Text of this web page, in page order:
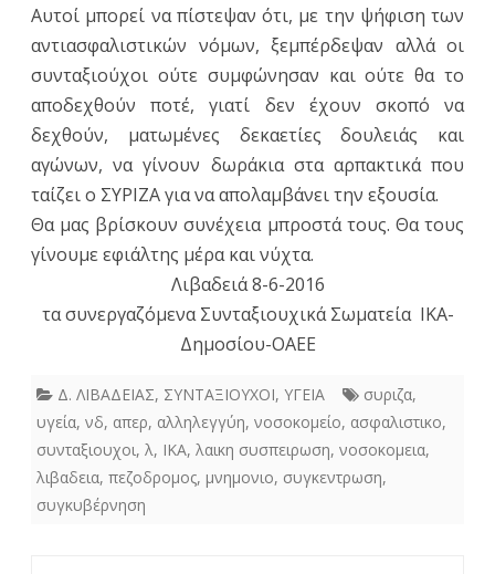
Αυτοί μπορεί να πίστεψαν ότι, με την ψήφιση των
αντιασφαλιστικών νόμων, ξεμπέρδεψαν αλλά οι
συνταξιούχοι ούτε συμφώνησαν και ούτε θα το
αποδεχθούν ποτέ, γιατί δεν έχουν σκοπό να
δεχθούν, ματωμένες δεκαετίες δουλειάς και
αγώνων, να γίνουν δωράκια στα αρπακτικά που
ταίζει ο ΣΥΡΙΖΑ για να απολαμβάνει την εξουσία.
Θα μας βρίσκουν συνέχεια μπροστά τους. Θα τους
γίνουμε εφιάλτης μέρα και νύχτα.
Λιβαδειά 8-6-2016
τα συνεργαζόμενα Συνταξιουχικά Σωματεία ΙΚΑ-
Δημοσίου-ΟΑΕΕ
Δ. ΛΙΒΑΔΕΙΑΣ, ΣΥΝΤΑΞΙΟΥΧΟΙ, ΥΓΕΙΑ συριζα,
υγεία, νδ, απερ, αλληλεγγύη, νοσοκομείο, ασφαλιστικο,
συνταξιουχοι, λ, ΙΚΑ, λαικη συσπειρωση, νοσοκομεια,
λιβαδεια, πεζοδρομος, μνημονιο, συγκεντρωση,
συγκυβέρνηση